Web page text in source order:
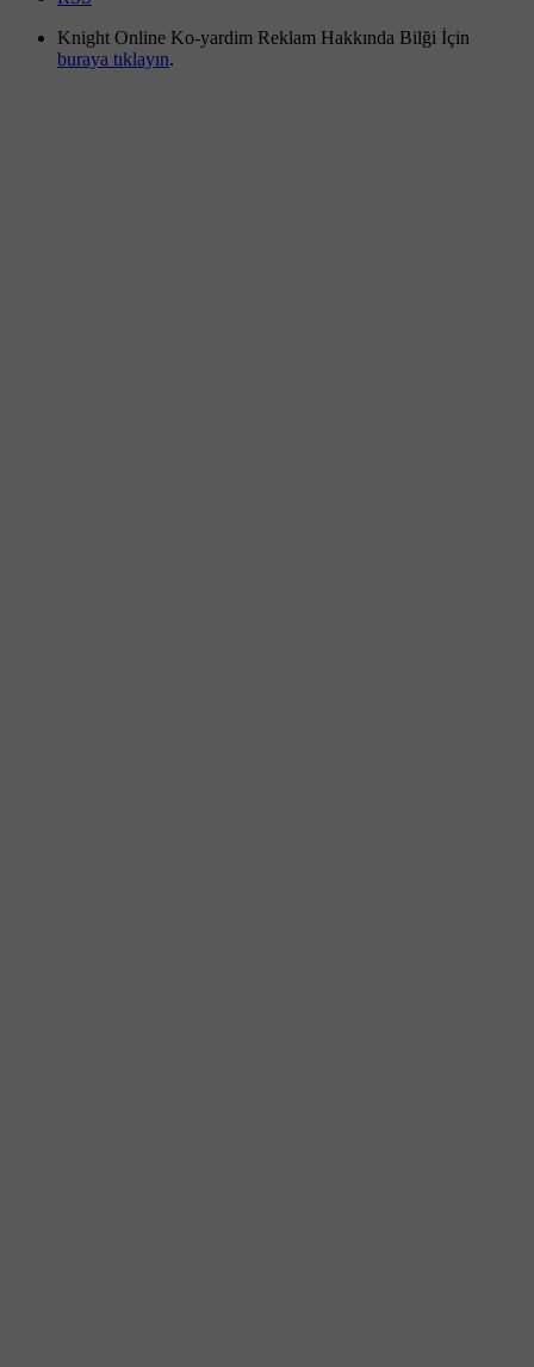
Knight Online Ko-yardim Reklam Hakkında Bilği İçin
buraya tıklayın.